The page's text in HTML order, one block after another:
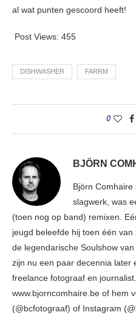
al wat punten gescoord heeft!
Post Views: 455
DISHWASHER FARRM
0
BJÖRN
Björn Comhaire
slagwerk, was
(toen nog op band) remixen.
jeugd beleefde hij toen één
de legendarische Soulshow
zijn nu een paar decennia later
freelance fotograaf en
www.bjorncomhaire.be of hem
(@bcfotograaf) of Instagram